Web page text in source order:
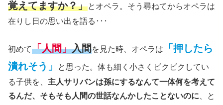
覚えてますか？」とオペラ。そう尋ねてからオペラは
在りし日の思い出を語る･･･
初めて「人間」入間を見た時、オペラは
「押したら
潰れそう」
と思った。体も細く小さくビクビクしてい
る子供を、 主人サリバンは孫にするなんて一体何を考えて
るんだ、そもそも人間の世話なんかしたことないのに、と